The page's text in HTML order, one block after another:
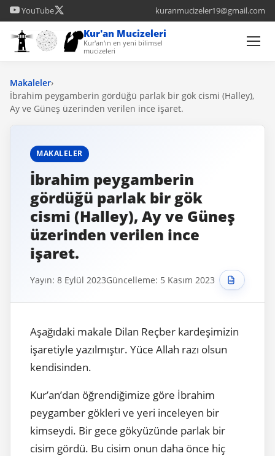
YouTube kuranmucizeler19@gmail.com
Kur'an Mucizeleri
Kur'an'ın en yeni bilimsel
mucizeleri
Makaleler›
İbrahim peygamberin gördüğü parlak bir gök cismi (Halley),
Ay ve Güneş üzerinden verilen ince işaret.
MAKALELER
İbrahim peygamberin
gördüğü parlak bir gök
cismi (Halley), Ay ve Güneş
üzerinden verilen ince
işaret.
Yayın: 8 Eylül 2023Güncelleme: 5 Kasım 2023
Aşağıdaki makale Dilan Reçber kardeşimizin
işaretiyle yazılmıştır. Yüce Allah razı olsun
kendisinden.
Kur’an’dan öğrendiğimize göre İbrahim
peygamber gökleri ve yeri inceleyen bir
kimseydi. Bir gece gökyüzünde parlak bir
cisim gördü. Bu cisim onun daha önce hiç